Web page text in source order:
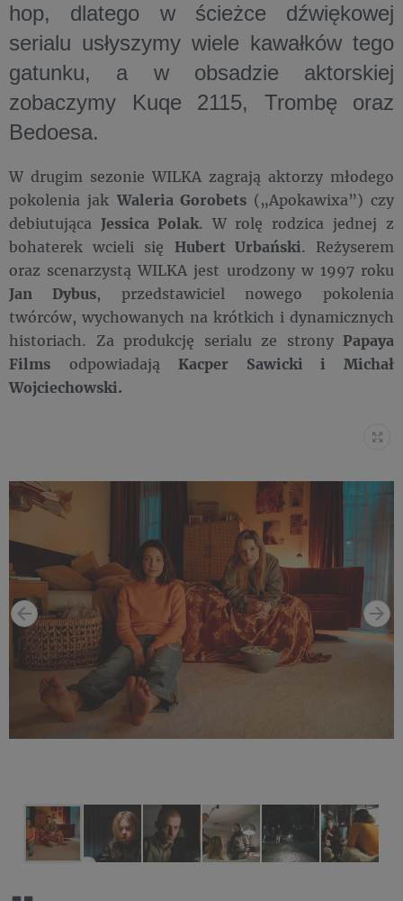
hop, dlatego w ścieżce dźwiękowej
serialu usłyszymy wiele kawałków tego
gatunku, a w obsadzie aktorskiej
zobaczymy Kuqe 2115, Trombę oraz
Bedoesa.
W drugim sezonie WILKA zagrają aktorzy młodego
pokolenia jakWaleria Gorobets („Apokawixa”) czy
debiutująca Jessica Polak. W rolę rodzica jednej z
bohaterek wcieli się Hubert Urbański. Reżyserem
oraz scenarzystą WILKA jest urodzony w 1997 roku
Jan Dybus, przedstawiciel nowego pokolenia
twórców, wychowanych na krótkich i dynamicznych
historiach. Za produkcję serialu ze strony Papaya
Films odpowiadająKacper Sawicki i Michał
Wojciechowski.